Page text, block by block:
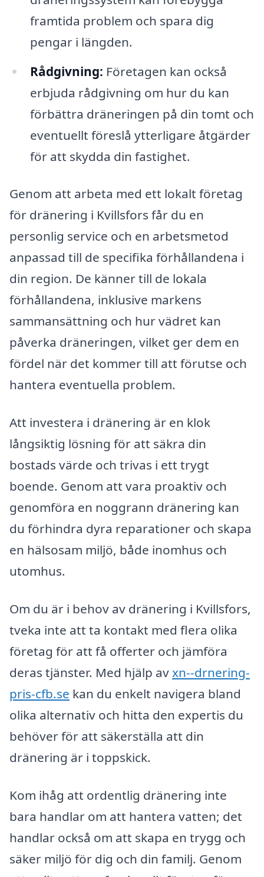
framtida problem och spara dig
pengar i längden.
Rådgivning: Företagen kan också
erbjuda rådgivning om hur du kan
förbättra dräneringen på din tomt och
eventuellt föreslå ytterligare åtgärder
för att skydda din fastighet.
Genom att arbeta med ett lokalt företag
för dränering i Kvillsfors får du en
personlig service och en arbetsmetod
anpassad till de specifika förhållandena i
din region. De känner till de lokala
förhållandena, inklusive markens
sammansättning och hur vädret kan
påverka dräneringen, vilket ger dem en
fördel när det kommer till att förutse och
hantera eventuella problem.
Att investera i dränering är en klok
långsiktig lösning för att säkra din
bostads värde och trivas i ett trygt
boende. Genom att vara proaktiv och
genomföra en noggrann dränering kan
du förhindra dyra reparationer och skapa
en hälsosam miljö, både inomhus och
utomhus.
Om du är i behov av dränering i Kvillsfors,
tveka inte att ta kontakt med flera olika
företag för att få offerter och jämföra
deras tjänster. Med hjälp avxn--drnering-
pris-cfb.se kan du enkelt navigera bland
olika alternativ och hitta den expertis du
behöver för att säkerställa att din
dränering är i toppskick.
Kom ihåg att ordentlig dränering inte
bara handlar om att hantera vatten; det
handlar också om att skapa en trygg och
säker miljö för dig och din familj. Genom